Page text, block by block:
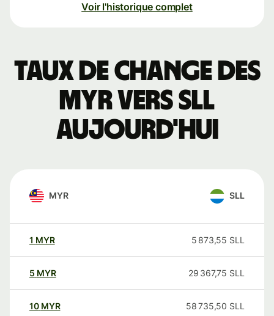
Voir l'historique complet
Taux de change des
MYR vers SLL
aujourd'hui
MYR SLL
1 MYR 5 873,55 SLL
5 MYR 29 367,75 SLL
10 MYR 58 735,50 SLL